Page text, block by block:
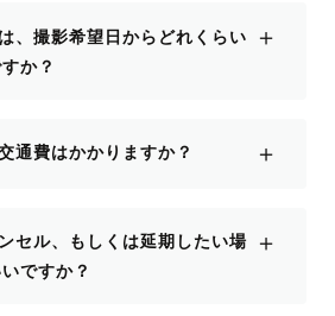
、撮影希望日からどれくらい
か？
＋
通費はかかりますか？ ＋
セル、もしくは延期したい場
ですか？
＋